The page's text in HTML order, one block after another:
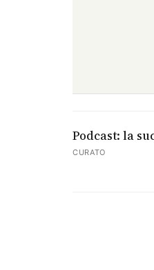
Podcast: la
CURATO